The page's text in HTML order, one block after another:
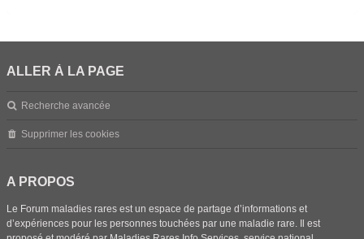
ALLER À LA PAGE
Recherche avancée
Supprimer les cookies
A PROPOS
Le Forum maladies rares est un espace de partage d’informations et
d’expériences pour les personnes touchées par une maladie rare. Il est